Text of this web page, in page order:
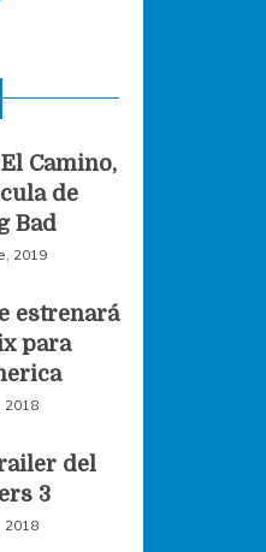
i
t
t
r
Camino,
de
Bad
2019
estrenará
para
2018
del
3
2018